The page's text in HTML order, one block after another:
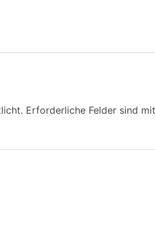
Erforderliche Felder sind mit